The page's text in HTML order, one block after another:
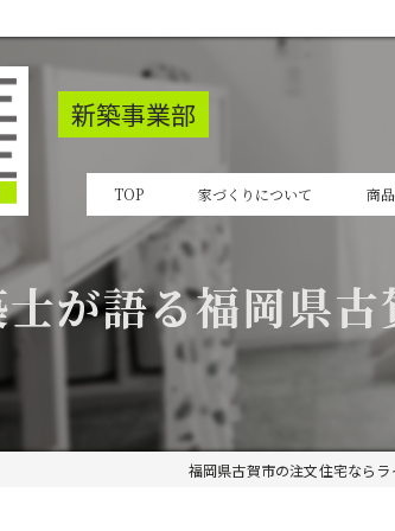
新築事業部
TOP 家づくりについて 商
が語る福岡県
福岡県古賀市の注文住宅なら